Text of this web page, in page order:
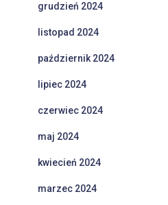
grudzień 2024
listopad 2024
październik 2024
lipiec 2024
czerwiec 2024
maj 2024
kwiecień 2024
marzec 2024